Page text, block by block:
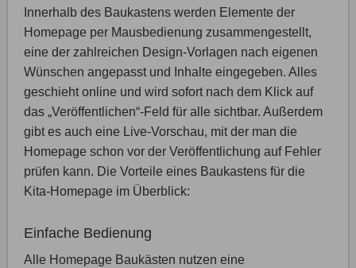
Innerhalb des Baukastens werden Elemente der
Homepage per Mausbedienung zusammengestellt,
eine der zahlreichen Design-Vorlagen nach eigenen
Wünschen angepasst und Inhalte eingegeben. Alles
geschieht online und wird sofort nach dem Klick auf
das „Veröffentlichen“-Feld für alle sichtbar. Außerdem
gibt es auch eine Live-Vorschau, mit der man die
Homepage schon vor der Veröffentlichung auf Fehler
prüfen kann. Die Vorteile eines Baukastens für die
Kita-Homepage im Überblick:
Einfache Bedienung
Alle Homepage Baukästen nutzen eine